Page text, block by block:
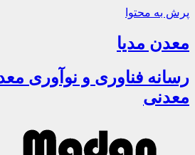
پرش به محتوا
معدن مدیا
رسانه فناوری و نوآوری
معدنی